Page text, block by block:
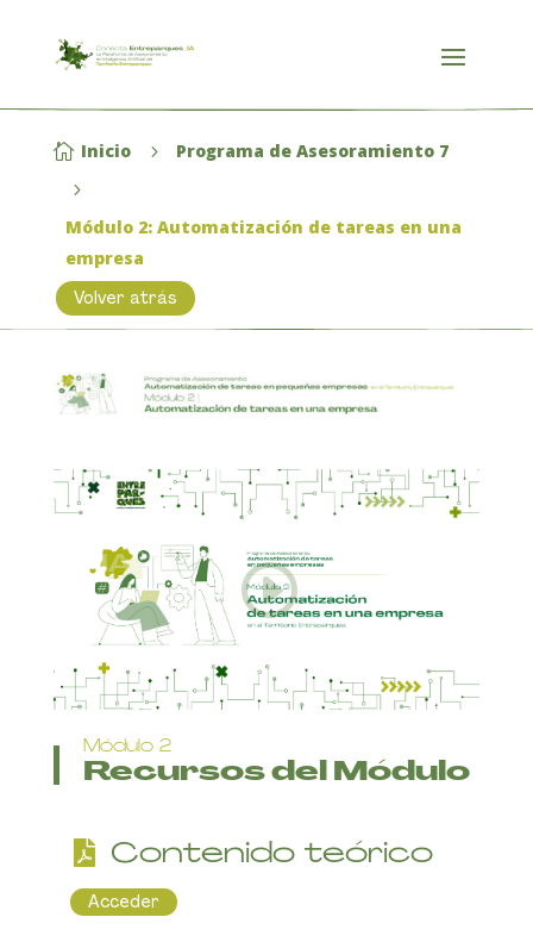
 Inicio 5 Programa de Asesoramiento 7
5
Módulo 2: Automatización de tareas en una
empresa
Volver atrás
Módulo 2
Recursos del Módulo
Contenido teórico
Acceder